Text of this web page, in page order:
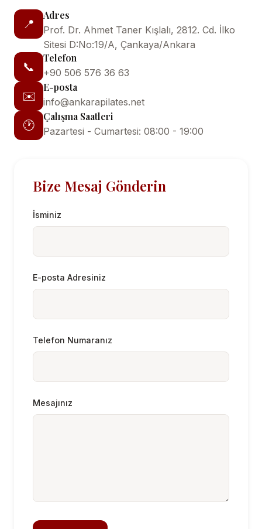
📍
Adres
Prof. Dr. Ahmet Taner Kışlalı, 2812. Cd. İlko
Sitesi D:No:19/A, Çankaya/Ankara
📞
Telefon
+90 506 576 36 63
✉️
E-posta
info@ankarapilates.net
🕐
Çalışma Saatleri
Pazartesi - Cumartesi: 08:00 - 19:00
Bize Mesaj Gönderin
İsminiz
E-posta Adresiniz
Telefon Numaranız
Mesajınız